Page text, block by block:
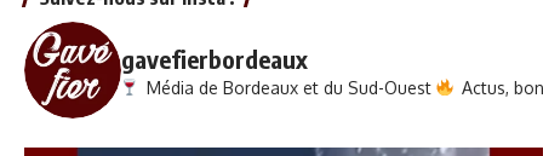
gavefierbordeaux
Média de Bordeaux et du Sud-Ouest Actus,